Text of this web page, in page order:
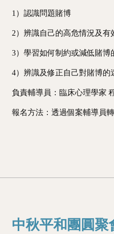
1）認識問題賭博
2）辨識自己的高危情況及有
3）學習如何制約或減低賭博
4）辨識及修正自己對賭博的
負責輔導員：臨床心理學家
報名方法：透過個案輔導員
中秋平和團圓聚